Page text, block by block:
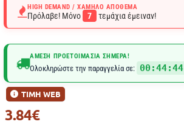
HIGH DEMAND / ΧΑΜΗΛΌ ΑΠΌΘΕΜΑ
Πρόλαβε! Μόνο 7 τεμάχια έμειναν!
ΆΜΕΣΗ ΠΡΟΕΤΟΙΜΑΣΊΑ ΣΉΜΕΡΑ!
Ολοκληρώστε την παραγγελία σε: 00:44:44
ΤΙΜΗ WEB
3.84€